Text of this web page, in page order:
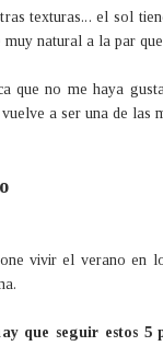
texturas... el sol
natural a la par
que no me haya
a ser una de las
vivir el verano en
que seguir estos 5